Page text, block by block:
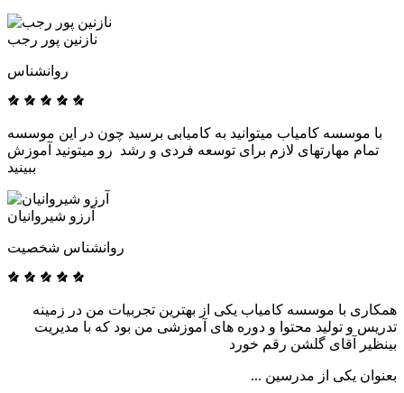
نازنین پور رجب
روانشناس
با موسسه کامیاب میتوانید به کامیابی برسید چون در این موسسه
تمام مهارتهای لازم برای توسعه فردی و رشد رو میتونید آموزش
ببینید
آرزو شیروانیان
روانشناس شخصیت
همکاری با موسسه کامیاب یکی از بهترین تجربیات من در زمینه
تدریس و تولید محتوا و دوره های آموزشی من بود که با مدیریت
بینظیر آقای گلشن رقم خورد
بعنوان یکی از مدرسین ...